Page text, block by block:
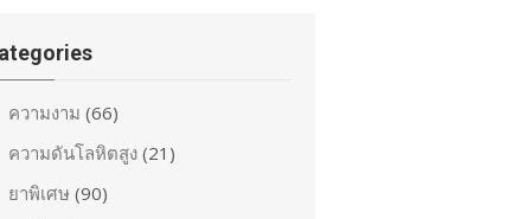
ความงาม (66)
ความดันโลหิตสูง (21)
ยาพิเศษ (90)